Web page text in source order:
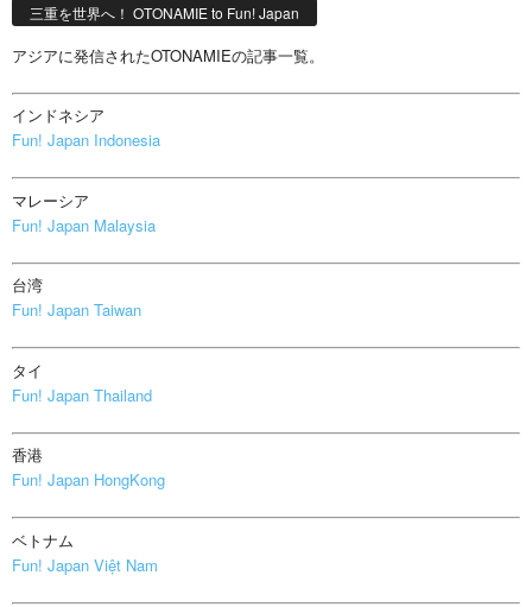
三重を世界へ！ OTONAMIE to Fun! Japan
アジアに発信されたOTONAMIEの記事一覧。
インドネシア
Fun! Japan Indonesia
マレーシア
Fun! Japan Malaysia
台湾
Fun! Japan Taiwan
タイ
Fun! Japan Thailand
香港
Fun! Japan HongKong
ベトナム
Fun! Japan Việt Nam